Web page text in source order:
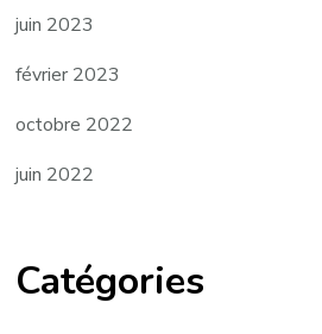
juin 2023
février 2023
octobre 2022
juin 2022
Catégories